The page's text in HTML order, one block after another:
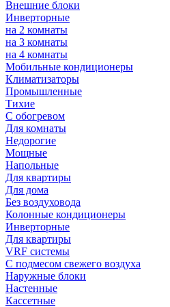
Внешние блоки
Инверторные
на 2 комнаты
на 3 комнаты
на 4 комнаты
Мобильные кондиционеры
Климатизаторы
Промышленные
Тихие
С обогревом
Для комнаты
Недорогие
Мощные
Напольные
Для квартиры
Для дома
Без воздуховода
Колонные кондиционеры
Инверторные
Для квартиры
VRF системы
С подмесом свежего воздуха
Наружные блоки
Настенные
Кассетные